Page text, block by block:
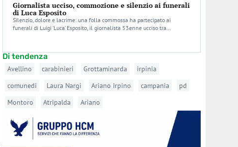
Giornalista ucciso, commozione e silenzio ai funerali
di Luca Esposito
Silenzio, dolore e lacrime: una folla commossa ha partecipato ai
funerali di Luigi ‘Luca’ Esposito, il giornalista 53enne ucciso tra…
Di tendenza
Avellino carabinieri Grottaminarda
irpinia
comunedi
Laura Nargi Ariano Irpino campania
pd
Montoro
Atripalda Ariano